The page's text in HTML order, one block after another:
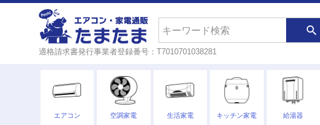
適格請求書発行事業者登録番号：T7010701038281
エアコン 空調家電 生活家電 キッチン家電 給湯器